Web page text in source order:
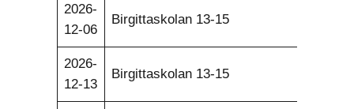
2026-
12-06
Birgittaskolan 13-15
2026-
12-13
Birgittaskolan 13-15